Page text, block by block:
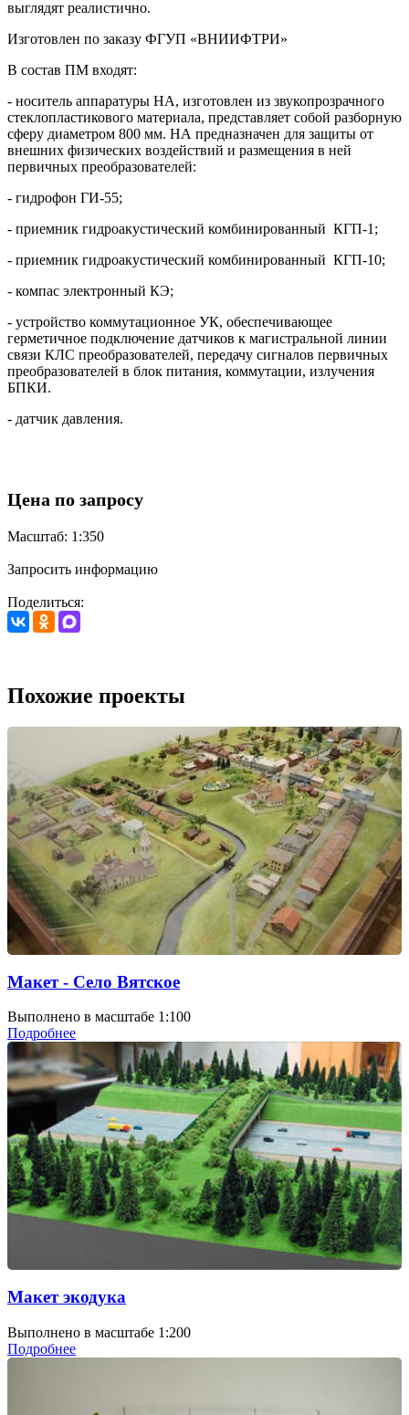
выглядят реалистично.
Изготовлен по заказу ФГУП «ВНИИФТРИ»
В состав ПМ входят:
- носитель аппаратуры НА, изготовлен из звукопрозрачного
стеклопластикового материала, представляет собой разборную
сферу диаметром 800 мм. НА предназначен для защиты от
внешних физических воздействий и размещения в ней
первичных преобразователей:
- гидрофон ГИ-55;
- приемник гидроакустический комбинированный КГП-1;
- приемник гидроакустический комбинированный КГП-10;
- компас электронный КЭ;
- устройство коммутационное УК, обеспечивающее
герметичное подключение датчиков к магистральной линии
связи КЛС преобразователей, передачу сигналов первичных
преобразователей в блок питания, коммутации, излучения
БПКИ.
- датчик давления.
Цена по запросу
Масштаб: 1:350
Запросить информацию
Поделиться:
Похожие проекты
Макет - Село Вятское
Выполнено в масштабе 1:100
Подробнее
Макет экодука
Выполнено в масштабе 1:200
Подробнее